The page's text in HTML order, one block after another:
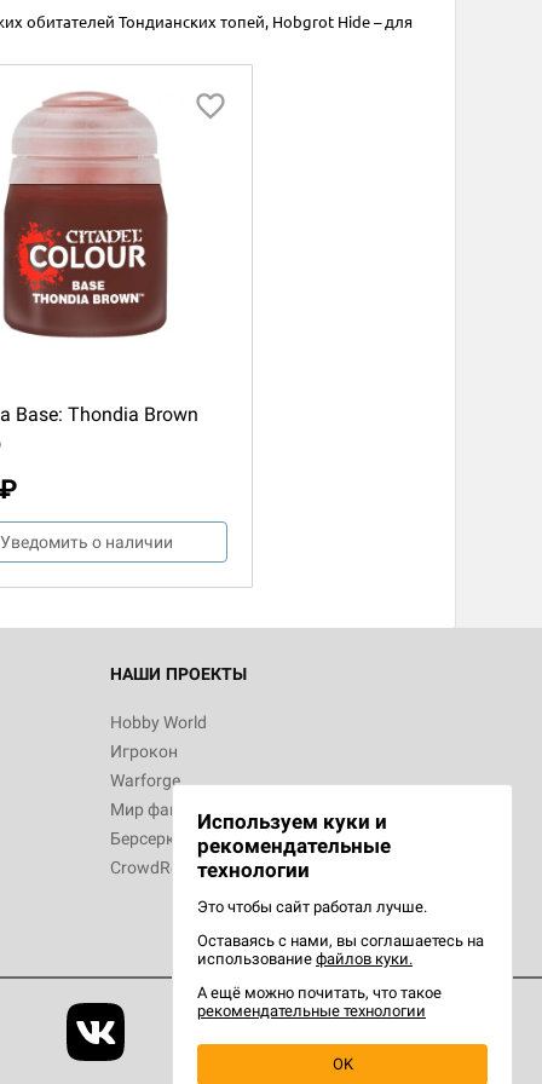
обитателей Тондианских топей, Hobgrot Hide – для
Base: Thondia Brown
Уведомить о наличии
НАШИ ПРОЕКТЫ
Hobby World
Игрокон
Warforge
Мир фантастики
Берсерк
CrowdRepublic
Используем куки и
рекомендательные
технологии
Это чтобы сайт работал лучше.
Оставаясь с нами, вы соглашаетесь на
использование файлов куки.
А ещё можно почитать, что такое
рекомендательные технологии
OK